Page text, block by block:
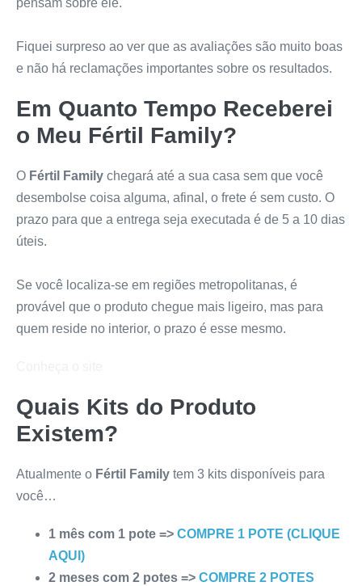
pensam sobre ele.
Fiquei surpreso ao ver que as avaliações são muito boas
e não há reclamações importantes sobre os resultados.
Em Quanto Tempo Receberei
o Meu Fértil Family?
O Fértil Family chegará até a sua casa sem que você
desembolse coisa alguma, afinal, o frete é sem custo. O
prazo para que a entrega seja executada é de 5 a 10 dias
úteis.
Se você localiza-se em regiões metropolitanas, é
provável que o produto chegue mais ligeiro, mas para
quem reside no interior, o prazo é esse mesmo.
Quais Kits do Produto
Existem?
Atualmente o Fértil Family tem 3 kits disponíveis para
você…
1 mês com 1 pote => COMPRE 1 POTE (CLIQUE
AQUI)
2 meses com 2 potes => COMPRE 2 POTES